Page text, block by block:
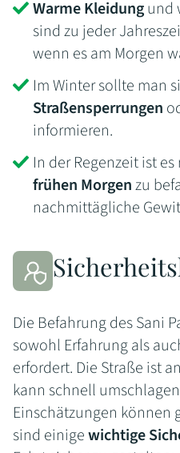
Warme Kleidungund
sind zu jeder
wenn es am Morgen
Im Winter sollte man
Straßensperrungen
informieren.
In der Regenzeit ist
frühen Morgenzu
nachmittägliche
Die Befahrung des Sani
sowohl Erfahrung als
erfordert. Die Straße ist
kann schnell
Einschätzungen können
sind einigewichtige